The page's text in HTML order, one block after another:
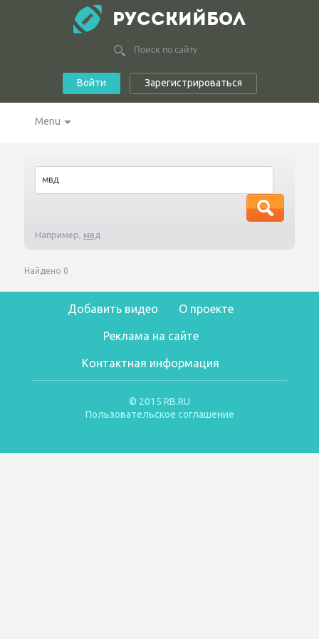
РУССКИЙБОЛ
Войти Зарегистрироваться
Menu
Например, мвд
Найдено 0
Добавить видео О проекте
Реклама на сайте
Контактная информация
© 2015 RB.RU
Пользовательское соглашение